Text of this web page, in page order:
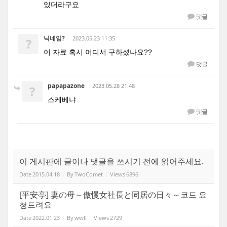
있더라구요
댓글
? 닉네임? 2023.05.23 11:35
이 자료 혹시 어디서 구하셨나요??
댓글
? papapazone 2023.05.28 21:48
스케베냐
댓글
이 게시판에 글이나 댓글을 쓰시기 전에 읽어주세요.
Date2015.04.18 ByTwoComet Views6896
[平安亭] 妻の母～傲慢女社長と同居の日々～코드 요
청드려요
Date2022.01.23 Bywwll Views2729